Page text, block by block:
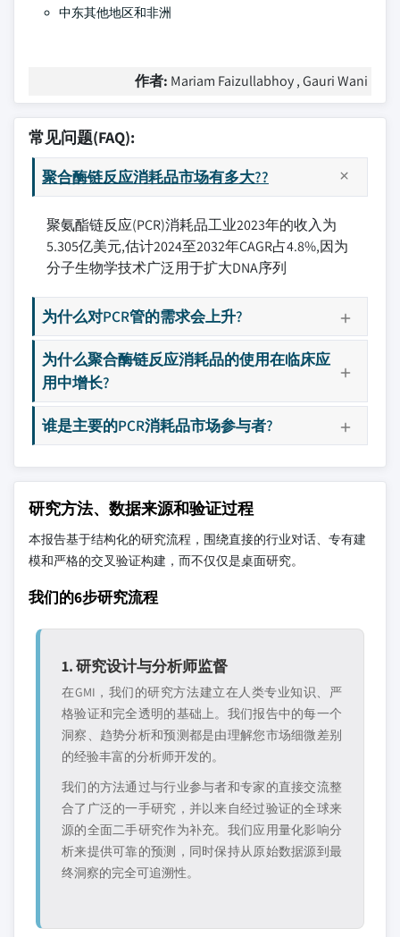
中东其他地区和非洲
作者: Mariam Faizullabhoy , Gauri Wani
常见问题(FAQ):
聚合酶链反应消耗品市场有多大??
聚氨酯链反应(PCR)消耗品工业2023年的收入为
5.305亿美元,估计2024至2032年CAGR占4.8%,因为
分子生物学技术广泛用于扩大DNA序列
为什么对PCR管的需求会上升?
为什么聚合酶链反应消耗品的使用在临床应
用中增长?
谁是主要的PCR消耗品市场参与者?
研究方法、数据来源和验证过程
本报告基于结构化的研究流程，围绕直接的行业对话、专有建
模和严格的交叉验证构建，而不仅仅是桌面研究。
我们的6步研究流程
1. 研究设计与分析师监督
在GMI，我们的研究方法建立在人类专业知识、严
格验证和完全透明的基础上。我们报告中的每一个
洞察、趋势分析和预测都是由理解您市场细微差别
的经验丰富的分析师开发的。
我们的方法通过与行业参与者和专家的直接交流整
合了广泛的一手研究，并以来自经过验证的全球来
源的全面二手研究作为补充。我们应用量化影响分
析来提供可靠的预测，同时保持从原始数据源到最
终洞察的完全可追溯性。